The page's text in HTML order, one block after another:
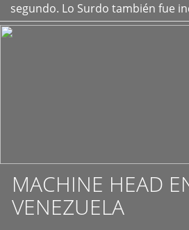
segundo. Lo Surdo también fue
MACHINE HEAD
VENEZUELA